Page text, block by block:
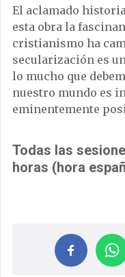
El aclamado
esta obra la
cristianismo ha
secularización es
lo mucho que
nuestro mundo es
eminentemente
Todas las
horas (hora